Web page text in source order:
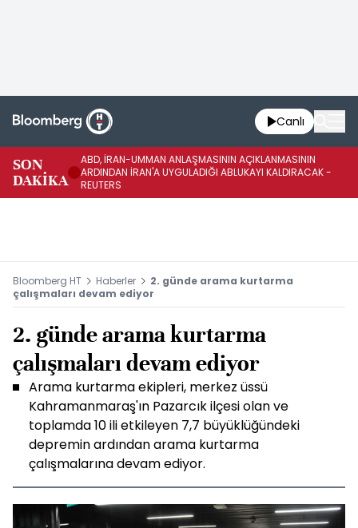
Canlı
SON
DAKİKA
ABD, İRAN-UMMAN ANLAŞMASININ AÇIKLANMASININ
ARDINDAN İRAN'A UYGULADIĞI ABLUKAYI KALDIRACAK -
REUTERS
Bloomberg HT Haberler
2. günde arama kurtarma
çalışmaları devam ediyor
2. günde arama kurtarma
çalışmaları devam ediyor
Arama kurtarma ekipleri, merkez üssü
Kahramanmaraş'ın Pazarcık ilçesi olan ve
toplamda 10 ili etkileyen 7,7 büyüklüğündeki
depremin ardından arama kurtarma
çalışmalarına devam ediyor.